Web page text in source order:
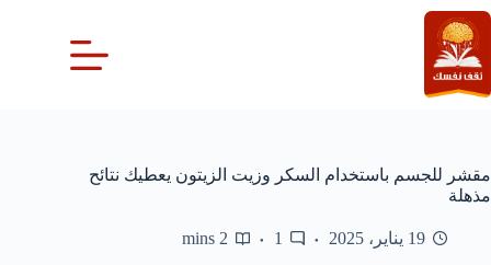
التجاوز
إلى
المحتوى
مقشر للجسم باستخدام السكر وزيت الزيتون يعطيك نتائح
مذهلة
19 يناير، 2025 1
2 mins